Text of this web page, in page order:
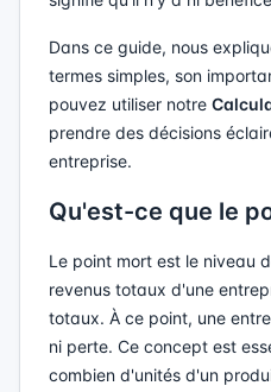
Dans ce guide, nous
termes simples, son
pouvez utiliser notre
prendre des décisions
entreprise.
Qu'est-ce que le
Le point mort est le niveau
revenus totaux d'une
totaux. À ce point, une
ni perte. Ce concept est
combien d'unités d'un